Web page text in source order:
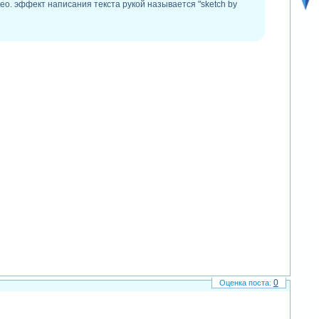
эффект написания текста рукой называется "sketch by
0